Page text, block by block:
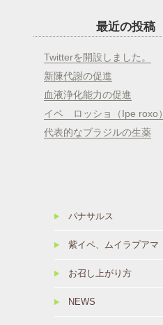
最近の投稿
Twitterを開設しました。
新陳代謝の促進
血液浄化能力の促進
イペ ロッショ（Ipe roxo）
代表的なブラジルの生薬
パナサルス
紫イペ、ムイラプアマ
お召し上がり方
NEWS